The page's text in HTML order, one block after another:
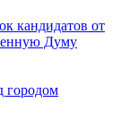
кандидатов от
Думу
городом